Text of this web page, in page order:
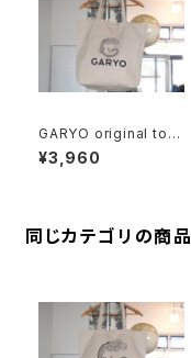
GARYO original tote
Bag "small logo"
¥3,960
同じカテゴリの商品